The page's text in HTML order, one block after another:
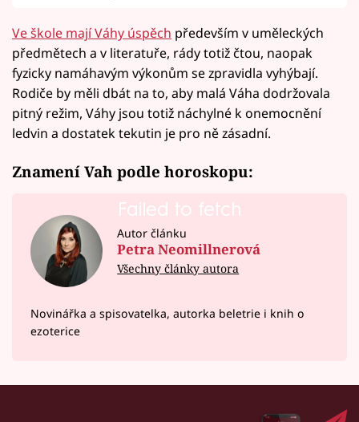
Ve škole mají Váhy úspěch především v uměleckých
předmětech a v literatuře, rády totiž čtou, naopak
fyzicky namáhavým výkonům se zpravidla vyhýbají.
Rodiče by měli dbát na to, aby malá Váha dodržovala
pitný režim, Váhy jsou totiž náchylné k onemocnění
ledvin a dostatek tekutin je pro ně zásadní.
Znamení Vah podle horoskopu:
Failed to fetch
Autor článku
Petra Neomillnerová
Všechny články autora
Novinářka a spisovatelka, autorka beletrie i knih o
ezoterice